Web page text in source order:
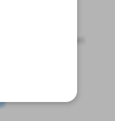
Japan
and Tokutei